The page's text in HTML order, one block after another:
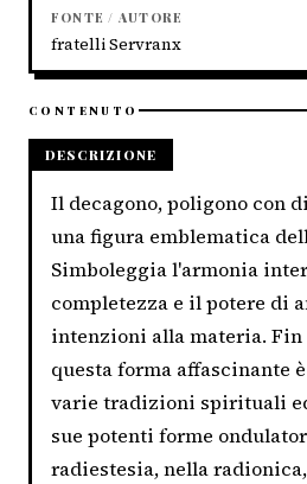
FONTE / AUTORE
fratelli Servranx
CONTENUTO
DESCRIZIONE
Il decagono, poligono con
una figura emblematica
Simboleggia l'armonia
completezza e il potere di
intenzioni alla materia.
questa forma affascinante
varie tradizioni spirituali
sue potenti forme
radiestesia, nella